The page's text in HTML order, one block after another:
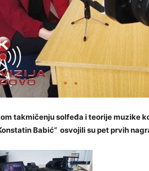
takmičenju solfeđa i teorije muzike
Babić“ osvojili su pet prvih